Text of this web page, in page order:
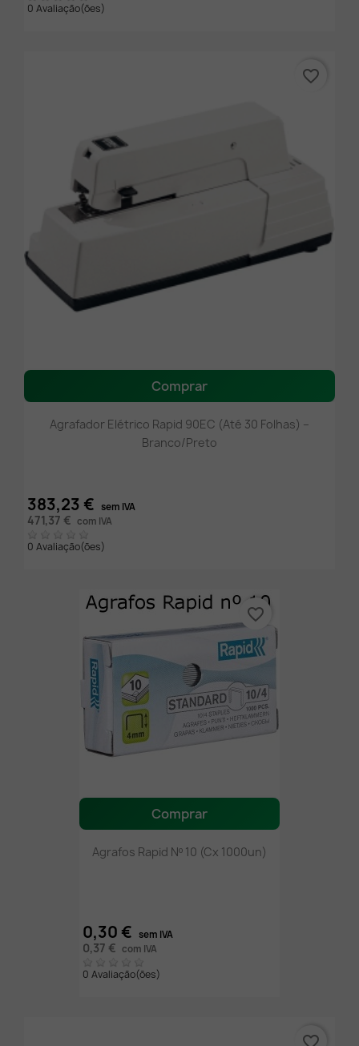
0 Avaliação(ões)
Comprar
Agrafador Elétrico Rapid 90EC (Até 30 Folhas) –
Branco/Preto
383,23 € sem IVA
471,37 € com IVA
0 Avaliação(ões)
favorite_border
Comprar
Agrafos Rapid Nº 10 (Cx 1000un)
0,30 € sem IVA
0,37 € com IVA
0 Avaliação(ões)
favorite_border
favorite_border